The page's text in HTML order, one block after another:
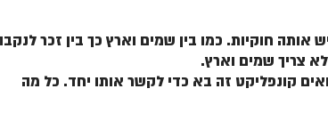
אותה חוקיות. כמו בין שמים וארץ כך בין זכר
צריך שמים וארץ.
קונפליקט זה בא כדי לקשר אותו יחד. כל מה